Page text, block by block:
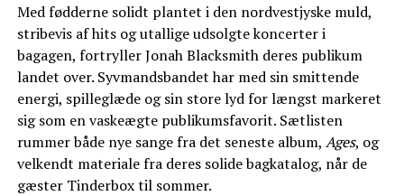
Med fødderne solidt plantet i den nordvestjyske muld,
stribevis af hits og utallige udsolgte koncerter i
bagagen, fortryller Jonah Blacksmith deres publikum
landet over. Syvmandsbandet har med sin smittende
energi, spilleglæde og sin store lyd for længst markeret
sig som en vaskeægte publikumsfavorit. Sætlisten
rummer både nye sange fra det seneste album, Ages, og
velkendt materiale fra deres solide bagkatalog, når de
gæster Tinderbox til sommer.